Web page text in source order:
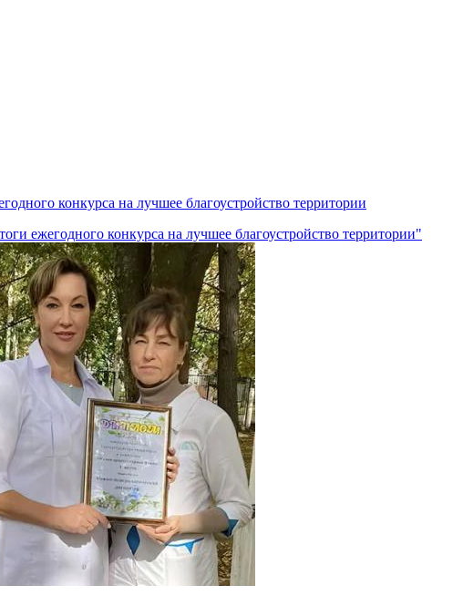
конкурса на лучшее благоустройство территории
ежегодного конкурса на лучшее благоустройство территории"